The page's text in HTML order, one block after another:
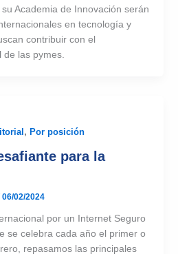
su Academia de Innovación serán
en tecnología y
contribuir con el
las pymes.
, Por posición
para la
06/02/2024
por un Internet Seguro
se celebra cada año el primer o
repasamos las principales